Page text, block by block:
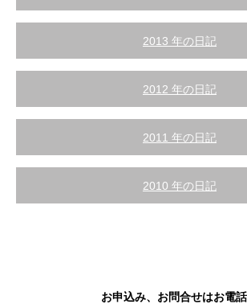
2013 年の日記
2012 年の日記
2011 年の日記
2010 年の日記
お申込み、お問合せはお電